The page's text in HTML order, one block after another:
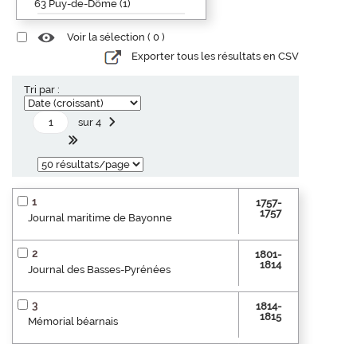
63 Puy-de-Dôme (1)
Voir la sélection ( 0 )
Exporter tous les résultats en CSV
Tri par :
sur 4
1
Journal maritime de Bayonne
1757-
1757
2
Journal des Basses-Pyrénées
1801-
1814
3
Mémorial béarnais
1814-
1815